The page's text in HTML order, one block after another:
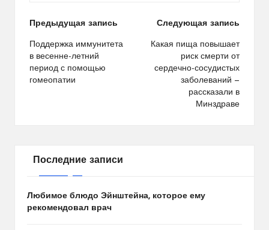
Навигация
по
записям
Предыдущая запись
Поддержка иммунитета
в весенне-летний
период с помощью
гомеопатии
Следующая запись
Какая пища повышает
риск смерти от
сердечно-сосудистых
заболеваний —
рассказали в
Минздраве
Последние записи
Любимое блюдо Эйнштейна, которое ему
рекомендовал врач